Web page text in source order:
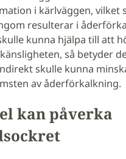
i kärlväggen, vilket
resulterar i
kunna hjälpa till att
så betyder
skulle kunna
av åderförkalkning.
kan påverka